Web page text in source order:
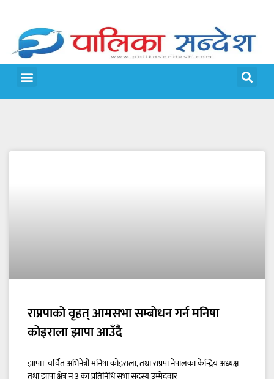
राप्रपाको वृहत् आमसभा सम्बोधन गर्न मनिषा
कोइराला झापा आउँदै
झापा। चर्चित अभिनेत्री मनिषा कोइराला, तथा राप्रपा नेपालका केन्द्रिय अध्यक्ष